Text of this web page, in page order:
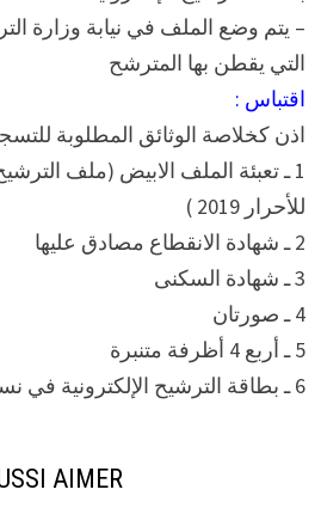
– يتم وضع الملف في نيابة وزارة
التي يقطن بها المترشح
اقتباس :
اذن كخلاصة الوثائق المطلوبة
1 ـ تعبئة الملف الابيض (ملف
للأحرار 2019 )
2 ـ شهادة الانقطاع مصادق عليها
3 ـ شهادة السكنى
4 ـ صورتان
5 ـ أربع 4 أظرفة متنبرة
6 ـ بطاقة الترشيح الإلكترونية في نسختين.
AIMER